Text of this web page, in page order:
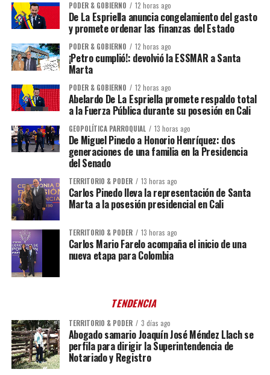
PODER & GOBIERNO 12 horas ago
De La Espriella anuncia congelamiento del gasto
y promete ordenar las finanzas del Estado
PODER & GOBIERNO 12 horas ago
¡Petro cumplió!: devolvió la ESSMAR a Santa
Marta
PODER & GOBIERNO 12 horas ago
Abelardo De La Espriella promete respaldo total
a la Fuerza Pública durante su posesión en Cali
GEOPOLÍTICA PARROQUIAL 13 horas ago
De Miguel Pinedo a Honorio Henríquez: dos
generaciones de una familia en la Presidencia
del Senado
TERRITORIO & PODER 13 horas ago
Carlos Pinedo lleva la representación de Santa
Marta a la posesión presidencial en Cali
TERRITORIO & PODER 13 horas ago
Carlos Mario Farelo acompaña el inicio de una
nueva etapa para Colombia
TENDENCIA
TERRITORIO & PODER 3 días ago
Abogado samario Joaquín José Méndez Llach se
perfila para dirigir la Superintendencia de
Notariado y Registro